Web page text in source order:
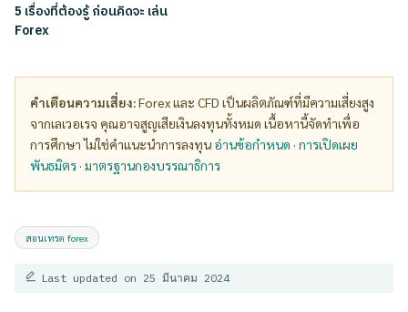
5 เรื่องที่ต้องรู้ ก่อนคิดจะ เล่น
Forex
คำเตือนความเสี่ยง:Forex และ CFD เป็นผลิตภัณฑ์ที่มีความเสี่ยงสูง
จากเลเวอเรจ คุณอาจสูญเสียเงินลงทุนทั้งหมด เนื้อหานี้จัดทำเพื่อ
การศึกษา ไม่ใช่คำแนะนำการลงทุน อ่านข้อกำหนด · การเปิดเผย
พันธมิตร · มาตรฐานกองบรรณาธิการ
Tags:
สอนเทรด forex
Last updated on 25 มีนาคม 2024